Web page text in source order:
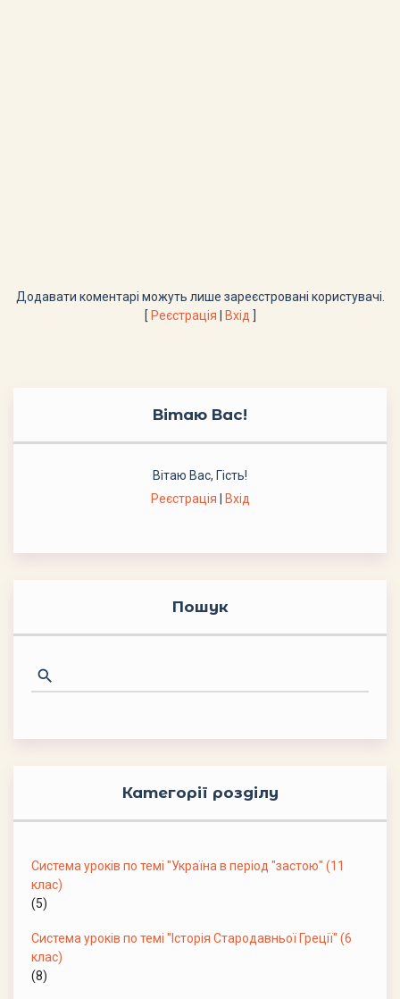
Додавати коментарі можуть лише зареєстровані користувачі.
[ Реєстрація Вхід
Вітаю Вас!
Вітаю Вас, Гість!
Реєстрація
Вхід
Пошук
Категорії розділу
Система уроків по темі "Україна в період "застою" (11
клас)
(5)
Система уроків по темі "Історія Стародавньої Греції" (6
клас)
(8)